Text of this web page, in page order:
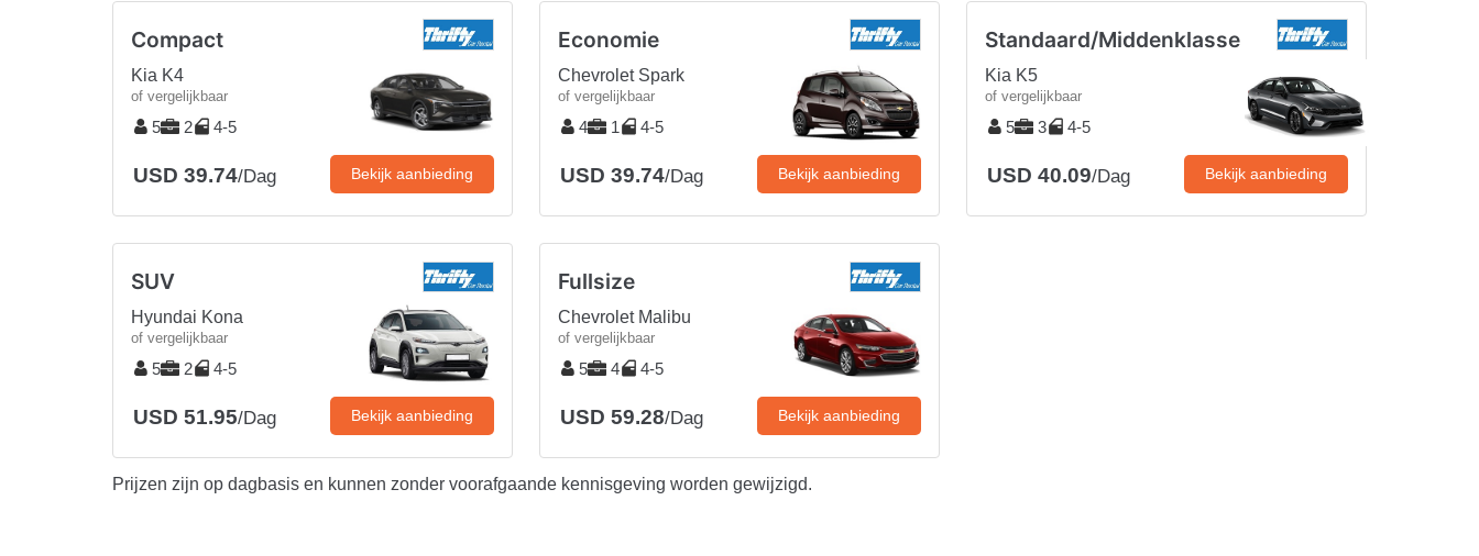
Compact
Kia K4
of vergelijkbaar
5 2 4-5
USD 39.74/Dag Bekijk aanbieding
Economie
Chevrolet Spark
of vergelijkbaar
4 1 4-5
USD 39.74/Dag Bekijk aanbieding
Standaard/Middenklasse
Kia K5
of vergelijkbaar
5 3 4-5
USD 40.09/Dag Bekijk aanbieding
SUV
Hyundai Kona
of vergelijkbaar
5 2 4-5
USD 51.95/Dag Bekijk aanbieding
Fullsize
Chevrolet Malibu
of vergelijkbaar
5 4 4-5
USD 59.28/Dag Bekijk aanbieding
Prijzen zijn op dagbasis en kunnen zonder voorafgaande kennisgeving worden gewijzigd.